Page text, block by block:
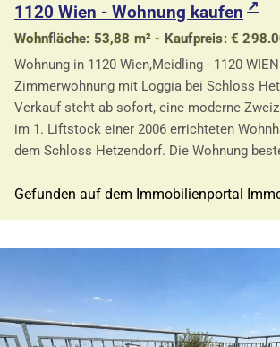
1120 Wien - Wohnung kaufen
Wohnfläche: 53,88 m² - Kaufpreis: €
Wohnung in 1120 Wien,Meidling - 1120
Zimmerwohnung mit Loggia bei Schloss
Verkauf steht ab sofort, eine moderne
im 1. Liftstock einer 2006 errichteten
dem Schloss Hetzendorf. Die Wohnung
Gefunden auf dem Immobilienportal